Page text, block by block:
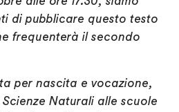
di pubblicare questo testo
frequenterà il secondo
per nascita e vocazione,
Naturali alle scuole